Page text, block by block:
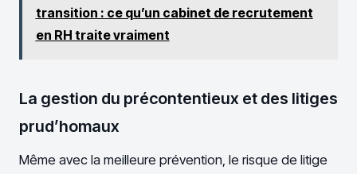
transition : ce qu’un cabinet de recrutement
en RH traite vraiment
La gestion du précontentieux et des litiges
prud’homaux
Même avec la meilleure prévention, le risque de litige